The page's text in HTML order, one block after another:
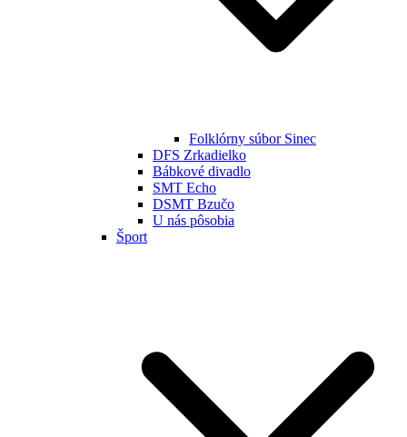
Folklórny súbor Sinec
DFS Zrkadielko
Bábkové divadlo
SMT Echo
DSMT Bzučo
U nás pôsobia
Šport